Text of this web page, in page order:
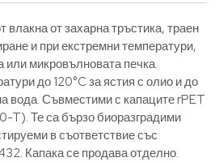
влакна от захарна тръстика, траен
и при екстремни температури,
или микровълновата печка.
до 120°C за ястия с олио и до
вода. Съвместими с капаците rPET
T). Те са бързо биоразградими
в съответствие със
Капака се продава отделно.